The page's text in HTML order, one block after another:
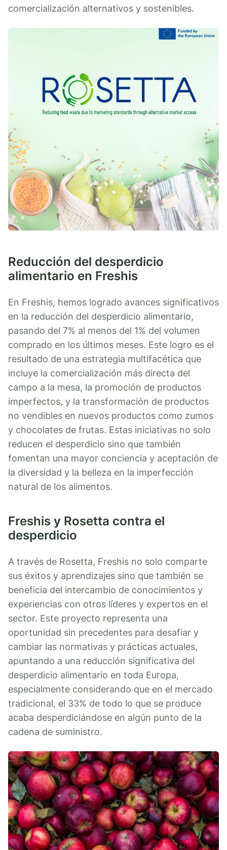
comercialización alternativos y sostenibles.
Reducción del desperdicio
alimentario en Freshis
En Freshis, hemos logrado avances significativos
en la reducción del desperdicio alimentario,
pasando del 7% al menos del 1% del volumen
comprado en los últimos meses. Este logro es el
resultado de una estrategia multifacética que
incluye la comercialización más directa del
campo a la mesa, la promoción de productos
imperfectos, y la transformación de productos
no vendibles en nuevos productos como zumos
y chocolates de frutas. Estas iniciativas no solo
reducen el desperdicio sino que también
fomentan una mayor conciencia y aceptación de
la diversidad y la belleza en la imperfección
natural de los alimentos.
Freshis y Rosetta contra el
desperdicio
A través de Rosetta, Freshis no solo comparte
sus éxitos y aprendizajes sino que también se
beneficia del intercambio de conocimientos y
experiencias con otros líderes y expertos en el
sector. Este proyecto representa una
oportunidad sin precedentes para desafiar y
cambiar las normativas y prácticas actuales,
apuntando a una reducción significativa del
desperdicio alimentario en toda Europa,
especialmente considerando que en el mercado
tradicional, el 33% de todo lo que se produce
acaba desperdiciándose en algún punto de la
cadena de suministro.